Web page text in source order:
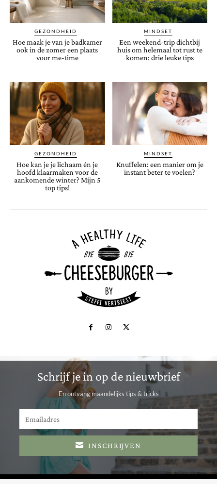
GEZONDHEID
Hoe maak je van je badkamer
ook in de zomer een plaats
voor me-time
MINDSET
Een weekend-trip dichtbij
huis om helemaal tot rust te
komen: drie leuke tips
GEZONDHEID
Hoe kan je je lichaam én je
hoofd klaarmaken voor de
aankomende winter? Mijn 5
top tips!
MINDSET
Knuffelen: een manier om je
instant beter te voelen?
Schrijf je in op de nieuwbrief
En ontvang maandelijks tips & tricks
INSCHRIJVEN